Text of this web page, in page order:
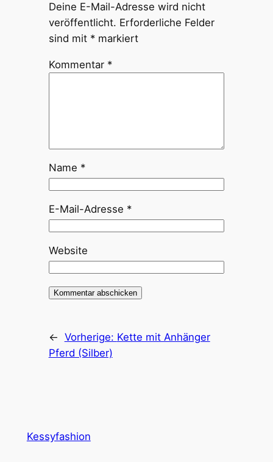
Deine E-Mail-Adresse wird nicht
veröffentlicht. Erforderliche Felder
sind mit *markiert
Kommentar *
Name *
E-Mail-Adresse *
Website
← Vorherige: Kette mit Anhänger
Pferd (Silber)
Kessyfashion